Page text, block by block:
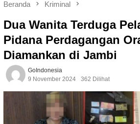
Beranda Kriminal
Dua Wanita Terduga
Pidana Perdagangan
Diamankan di Jambi
GoIndonesia
9 November 2024
362 Dilihat